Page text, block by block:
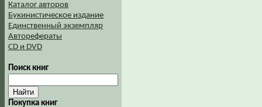
Каталог авторов
Букинистическое издание
Единственный экземпляр
Авторефераты
CD и DVD
Поиск книг
Покупка книг